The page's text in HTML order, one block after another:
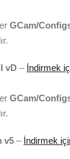
GCam/
vD – İndirmek
GCam/
v5 – İndirmek